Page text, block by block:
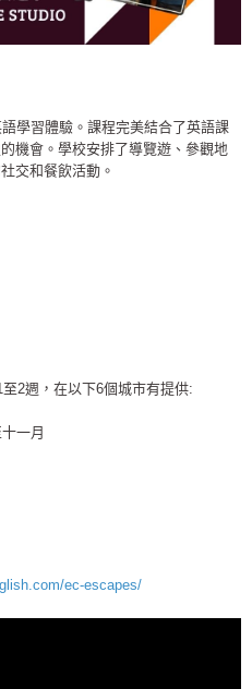
學習體驗。課程完美結合了英語課
機會。學校安排了導覽遊、參觀地
交和餐飲活動。
2週，在以下6個城市有提供:
一月
ec-escapes/